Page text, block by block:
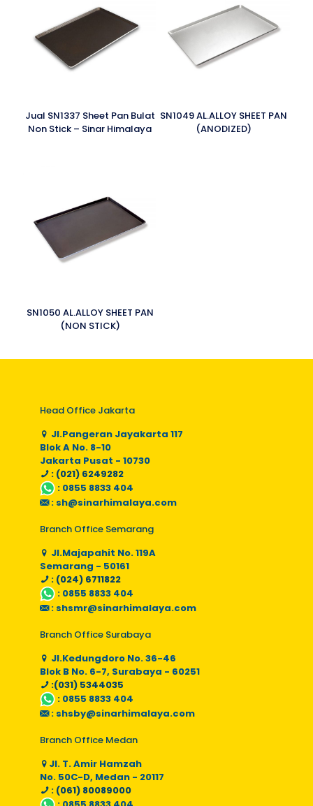
Jual SN1337 Sheet Pan Bulat
Non Stick – Sinar Himalaya
SN1049 AL.ALLOY SHEET PAN
(ANODIZED)
SN1050 AL.ALLOY SHEET PAN
(NON STICK)
Head Office Jakarta
Jl.Pangeran Jayakarta 117
Blok A No. 8-10
Jakarta Pusat - 10730
: (021) 6249282
: 0855 8833 404
: sh@sinarhimalaya.com
Branch Office Semarang
Jl.Majapahit No. 119A
Semarang - 50161
: (024) 6711822
: 0855 8833 404
: shsmr@sinarhimalaya.com
Branch Office Surabaya
Jl.Kedungdoro No. 36-46
Blok B No. 6-7, Surabaya - 60251
:(031) 5344035
: 0855 8833 404
: shsby@sinarhimalaya.com
Branch Office Medan
Jl. T. Amir Hamzah
No. 50C-D, Medan - 20117
: (061) 80089000